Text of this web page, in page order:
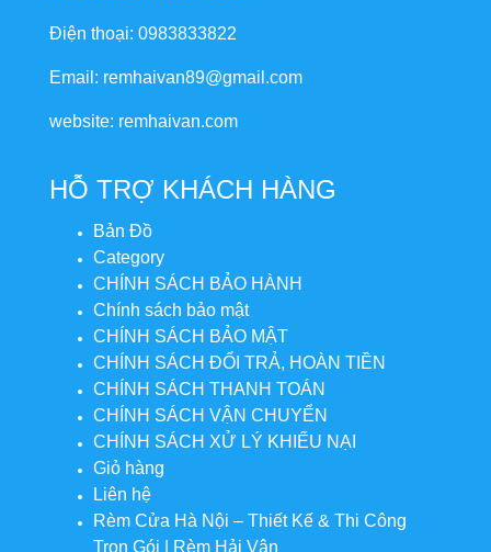
Điện thoại: 0983833822
Email: remhaivan89@gmail.com
website: remhaivan.com
HỖ TRỢ KHÁCH HÀNG
Bản Đồ
Category
CHÍNH SÁCH BẢO HÀNH
Chính sách bảo mật
CHÍNH SÁCH BẢO MẬT
CHÍNH SÁCH ĐỔI TRẢ, HOÀN TIỀN
CHÍNH SÁCH THANH TOÁN
CHÍNH SÁCH VẬN CHUYỂN
CHÍNH SÁCH XỬ LÝ KHIẾU NẠI
Giỏ hàng
Liên hệ
Rèm Cửa Hà Nội – Thiết Kế & Thi Công
Trọn Gói | Rèm Hải Vân